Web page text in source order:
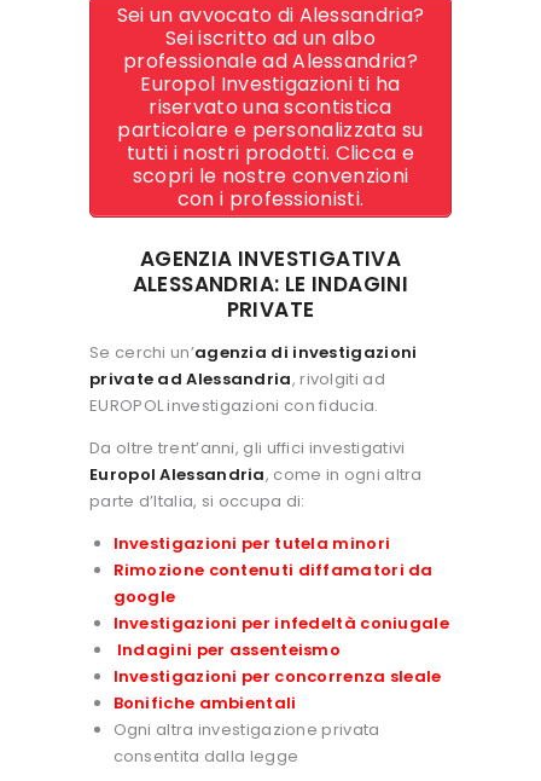
Sei un avvocato di Alessandria?
Sei iscritto ad un albo
professionale ad Alessandria?
Europol Investigazioni ti ha
riservato una scontistica
particolare e personalizzata su
tutti i nostri prodotti. Clicca e
scopri le nostre convenzioni
con i professionisti.
AGENZIA INVESTIGATIVA
ALESSANDRIA: LE INDAGINI
PRIVATE
Se cerchi un’agenzia di investigazioni
private ad Alessandria, rivolgiti ad
EUROPOL investigazioni con fiducia.
Da oltre trent’anni, gli uffici investigativi
Europol Alessandria, come in ogni altra
parte d’Italia, si occupa di:
Investigazioni per tutela minori
Rimozione contenuti diffamatori da
google
Investigazioni per infedeltà coniugale
Indagini per assenteismo
Investigazioni per concorrenza sleale
Bonifiche ambientali
Ogni altra investigazione privata
consentita dalla legge